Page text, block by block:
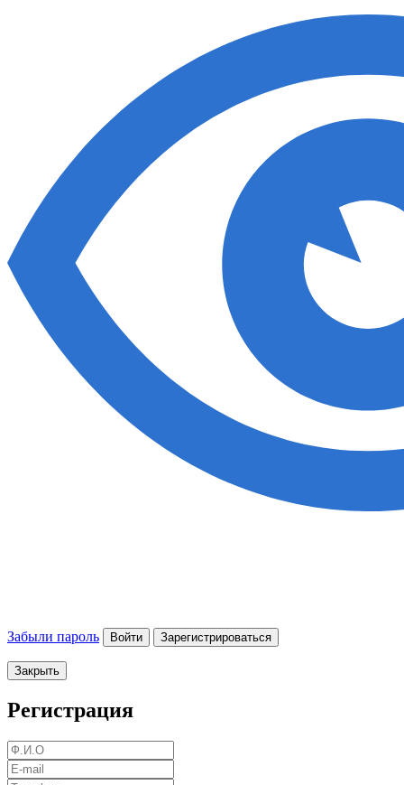
Забыли пароль Войти Зарегистрироваться
Закрыть
Регистрация